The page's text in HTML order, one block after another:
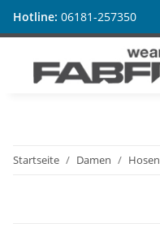
Hotline: 06181-257350
Startseite Damen Hosen